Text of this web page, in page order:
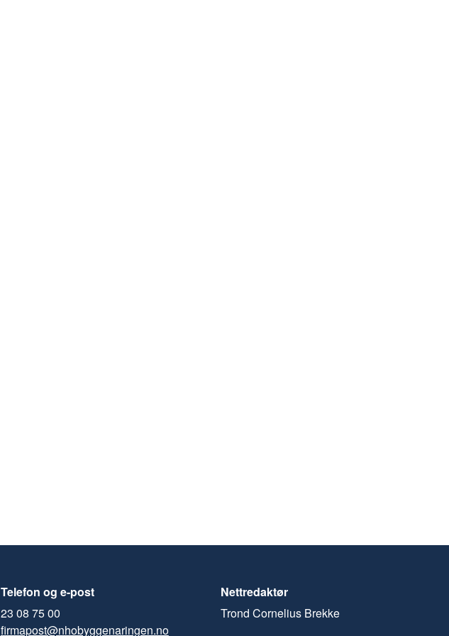
Telefon og e-post
23 08 75 00
firmapost@nhobyggenaringen.no
Nettredaktør
Trond Cornelius Brekke